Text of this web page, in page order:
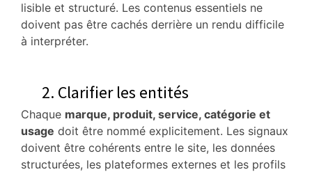
lisible et structuré. Les contenus essentiels ne
doivent pas être cachés derrière un rendu difficile
à interpréter.
2. Clarifier les entités
Chaque marque, produit, service, catégorie et
usage doit être nommé explicitement. Les signaux
doivent être cohérents entre le site, les données
structurées, les plateformes externes et les profils